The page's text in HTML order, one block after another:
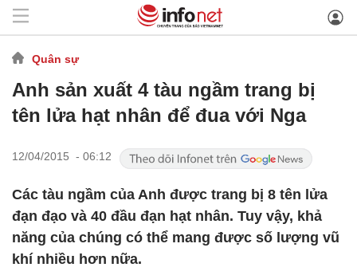
Quân sự
Anh sản xuất 4 tàu ngầm trang bị
tên lửa hạt nhân để đua với Nga
12/04/2015 - 06:12
Các tàu ngầm của Anh được trang bị 8 tên lửa
đạn đạo và 40 đầu đạn hạt nhân. Tuy vậy, khả
năng của chúng có thể mang được số lượng vũ
khí nhiều hơn nữa.